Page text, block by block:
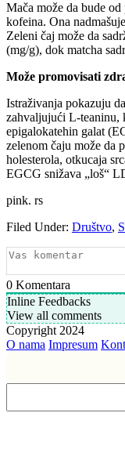
Mača može da bude
kofeina. Ona
Zeleni čaj može da
(mg/g), dok matcha
Može promovisati
Istraživanja pokazuju
zahvaljujući L-teaninu,
epigalokatehin galat
zelenom čaju može da
holesterola, otkucaja
EGCG snižava „loš“
pink. rs
Filed Under: Društvo,
0 Komentara
Inline Feedbacks
View all comments
Copyright 2024
O nama Impresum